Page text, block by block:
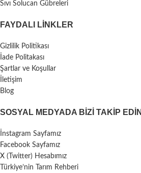
Sıvı Solucan Gübreleri
FAYDALI LİNKLER
Gizlilik Politikası
İade Politakası
Şartlar ve Koşullar
İletişim
Blog
SOSYAL MEDYADA BIZI TAKIP EDIN
İnstagram Sayfamız
Facebook Sayfamız
X (Twitter) Hesabımız
Türkiye’nin Tarım Rehberi